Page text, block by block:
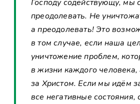
Господу содействующу, мы
преодолевать. Не
а преодолевать! Это
в том случае, если наша
уничтожение проблем,
в жизни каждого человека,
за Христом. Если мы идём
все негативные состояния,